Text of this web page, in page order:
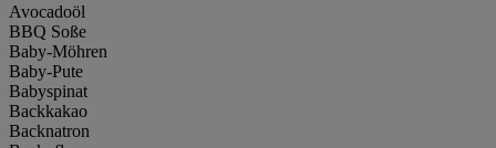
Avocadoöl
BBQ Soße
Baby-Möhren
Baby-Pute
Babyspinat
Backkakao
Backnatron